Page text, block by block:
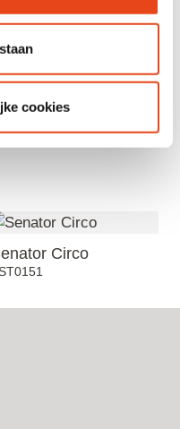
cookies
Circo